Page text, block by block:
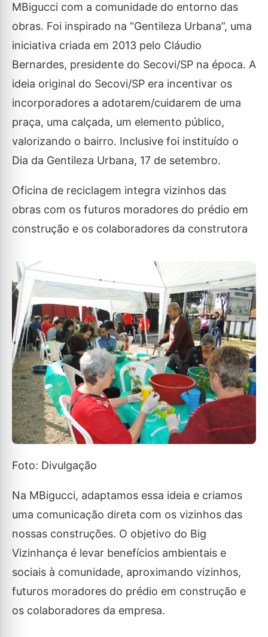
MBigucci com a comunidade do entorno das
obras. Foi inspirado na “Gentileza Urbana”, uma
iniciativa criada em 2013 pelo Cláudio
Bernardes, presidente do Secovi/SP na época. A
ideia original do Secovi/SP era incentivar os
incorporadores a adotarem/cuidarem de uma
praça, uma calçada, um elemento público,
valorizando o bairro. Inclusive foi instituído o
Dia da Gentileza Urbana, 17 de setembro.
Oficina de reciclagem integra vizinhos das
obras com os futuros moradores do prédio em
construção e os colaboradores da construtora
Foto: Divulgação
Na MBigucci, adaptamos essa ideia e criamos
uma comunicação direta com os vizinhos das
nossas construções. O objetivo do Big
Vizinhança é levar benefícios ambientais e
sociais à comunidade, aproximando vizinhos,
futuros moradores do prédio em construção e
os colaboradores da empresa.